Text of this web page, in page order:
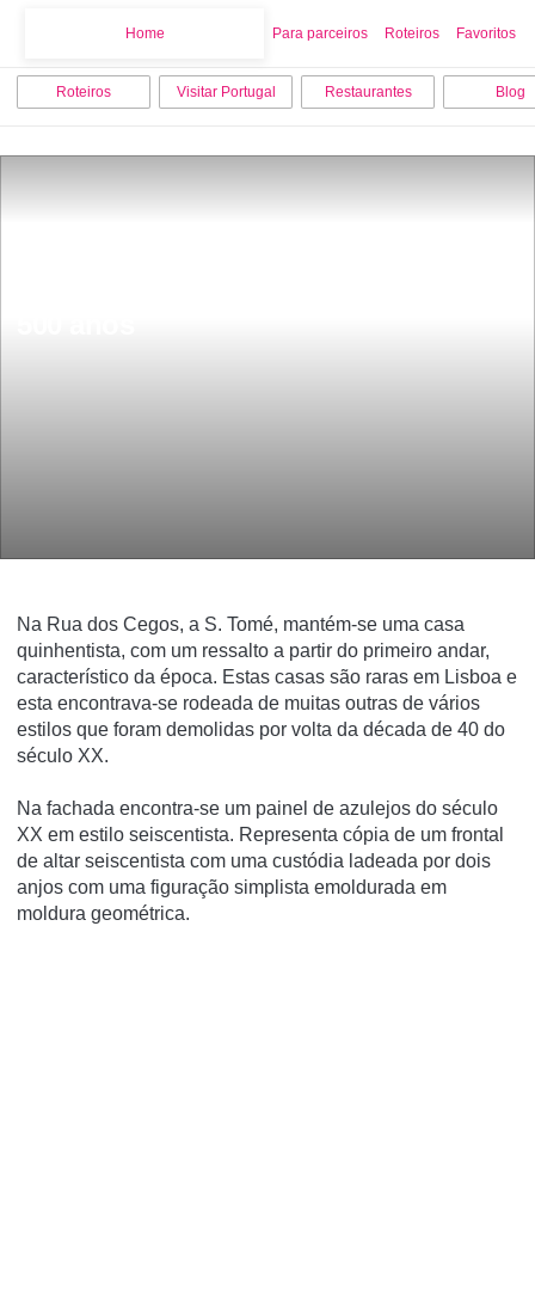
Home Para parceiros Roteiros Favoritos
Roteiros Visitar Portugal Restaurantes Blog
Na Rua dos Cegos, a S. Tomé, mantém-se uma casa
quinhentista, com um ressalto a partir do primeiro andar,
característico da época. Estas casas são raras em Lisboa e
esta encontrava-se rodeada de muitas outras de vários
estilos que foram demolidas por volta da década de 40 do
século XX.
Na fachada encontra-se um painel de azulejos do século
XX em estilo seiscentista. Representa cópia de um frontal
de altar seiscentista com uma custódia ladeada por dois
anjos com uma figuração simplista emoldurada em
moldura geométrica.